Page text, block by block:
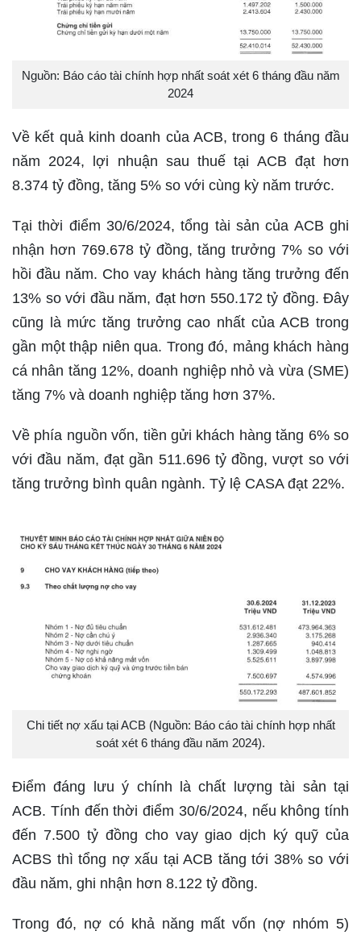
Nguồn: Báo cáo tài chính hợp nhất soát xét 6 tháng đầu năm
2024
Về kết quả kinh doanh của ACB, trong 6 tháng đầu
năm 2024, lợi nhuận sau thuế tại ACB đạt hơn
8.374 tỷ đồng, tăng 5% so với cùng kỳ năm trước.
Tại thời điểm 30/6/2024, tổng tài sản của ACB ghi
nhận hơn 769.678 tỷ đồng, tăng trưởng 7% so với
hồi đầu năm. Cho vay khách hàng tăng trưởng đến
13% so với đầu năm, đạt hơn 550.172 tỷ đồng. Đây
cũng là mức tăng trưởng cao nhất của ACB trong
gần một thập niên qua. Trong đó, mảng khách hàng
cá nhân tăng 12%, doanh nghiệp nhỏ và vừa (SME)
tăng 7% và doanh nghiệp tăng hơn 37%.
Về phía nguồn vốn, tiền gửi khách hàng tăng 6% so
với đầu năm, đạt gần 511.696 tỷ đồng, vượt so với
tăng trưởng bình quân ngành. Tỷ lệ CASA đạt 22%.
Chi tiết nợ xấu tại ACB (Nguồn: Báo cáo tài chính hợp nhất
soát xét 6 tháng đầu năm 2024).
Điểm đáng lưu ý chính là chất lượng tài sản tại
ACB. Tính đến thời điểm 30/6/2024, nếu không tính
đến 7.500 tỷ đồng cho vay giao dịch ký quỹ của
ACBS thì tổng nợ xấu tại ACB tăng tới 38% so với
đầu năm, ghi nhận hơn 8.122 tỷ đồng.
Trong đó, nợ có khả năng mất vốn (nợ nhóm 5)